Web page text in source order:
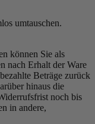
umtauschen.
können Sie als
nach Erhalt der Ware
Beträge zurück
hinaus die
noch bis
in andere,